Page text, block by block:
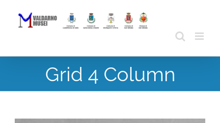
content
Grid 4 Column